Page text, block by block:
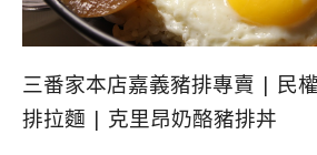
三番家本店嘉義豬排專賣 | 民
排拉麵 | 克里昂奶酪豬排丼